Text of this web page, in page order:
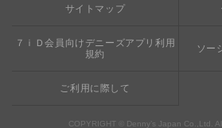
サイトマップ
７ｉＤ会員向けデニーズアプリ利用
規約
ソー
ご利用に際して
COPYRIGHT © Denny’s Japan Co.,Ltd.